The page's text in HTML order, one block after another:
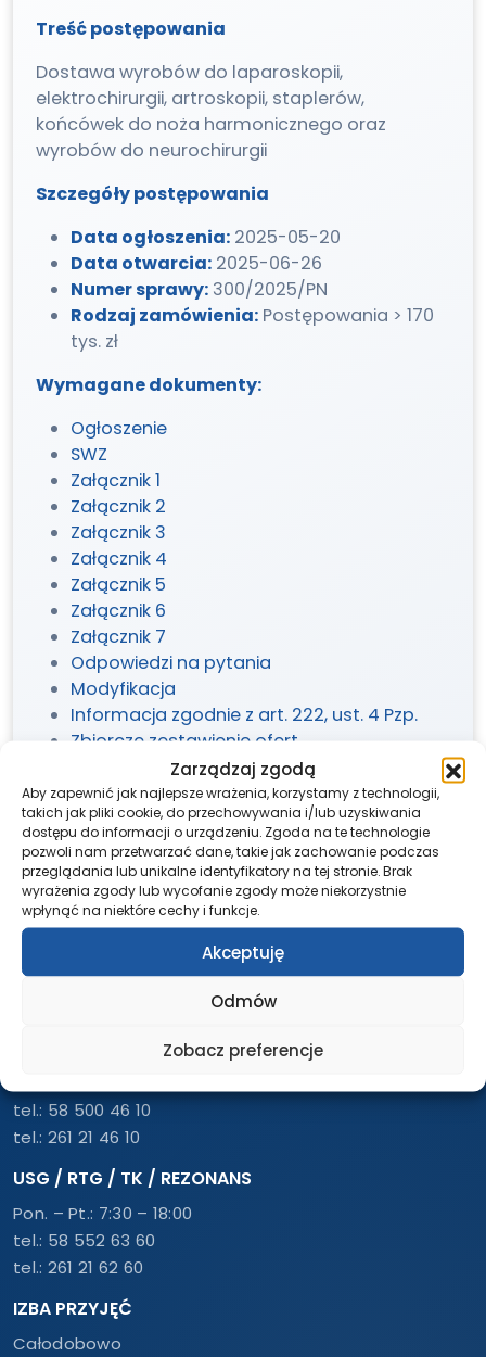
Zarządzaj zgodą
Aby zapewnić jak najlepsze wrażenia, korzystamy z technologii,
takich jak pliki cookie, do przechowywania i/lub uzyskiwania
dostępu do informacji o urządzeniu. Zgoda na te technologie
pozwoli nam przetwarzać dane, takie jak zachowanie podczas
przeglądania lub unikalne identyfikatory na tej stronie. Brak
wyrażenia zgody lub wycofanie zgody może niekorzystnie
wpłynąć na niektóre cechy i funkcje.
Akceptuję
Odmów
Zobacz preferencje
Treść postępowania
Dostawa wyrobów do laparoskopii,
elektrochirurgii, artroskopii, staplerów,
końcówek do noża harmonicznego oraz
wyrobów do neurochirurgii
Szczegóły postępowania
Data ogłoszenia: 2025-05-20
Data otwarcia: 2025-06-26
Numer sprawy: 300/2025/PN
Rodzaj zamówienia: Postępowania > 170
tys. zł
Wymagane dokumenty:
Ogłoszenie
SWZ
Załącznik 1
Załącznik 2
Załącznik 3
Załącznik 4
Załącznik 5
Załącznik 6
Załącznik 7
Odpowiedzi na pytania
Modyfikacja
Informacja zgodnie z art. 222, ust. 4 Pzp.
Zbiorcze zestawienie ofert
Informacja o wyborze najkorzystniejszej
oferty
Udostępnij ten post
REJESTRACJA – PRZYCHODNIA
tel.: 58 500 46 10
tel.: 261 21 46 10
USG / RTG / TK / REZONANS
Pon. – Pt.: 7:30 – 18:00
tel.: 58 552 63 60
tel.: 261 21 62 60
IZBA PRZYJĘĆ
Całodobowo